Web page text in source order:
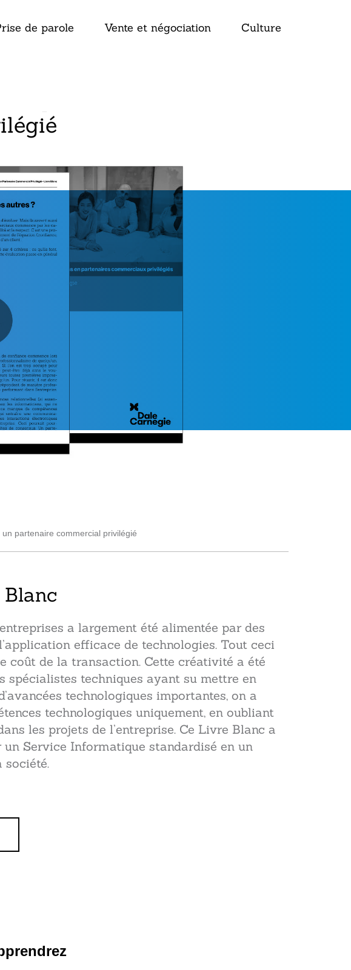
de parole Vente et négociation Culture
partenaire commercial privilégié
a largement été alimentée par des
efficace de technologies. Tout ceci
coût de la transaction. Cette créativité a été
spécialistes techniques ayant su mettre en
technologiques importantes, on a
technologiques uniquement, en oubliant
les projets de l’entreprise. Ce Livre Blanc a
Service Informatique standardisé en un